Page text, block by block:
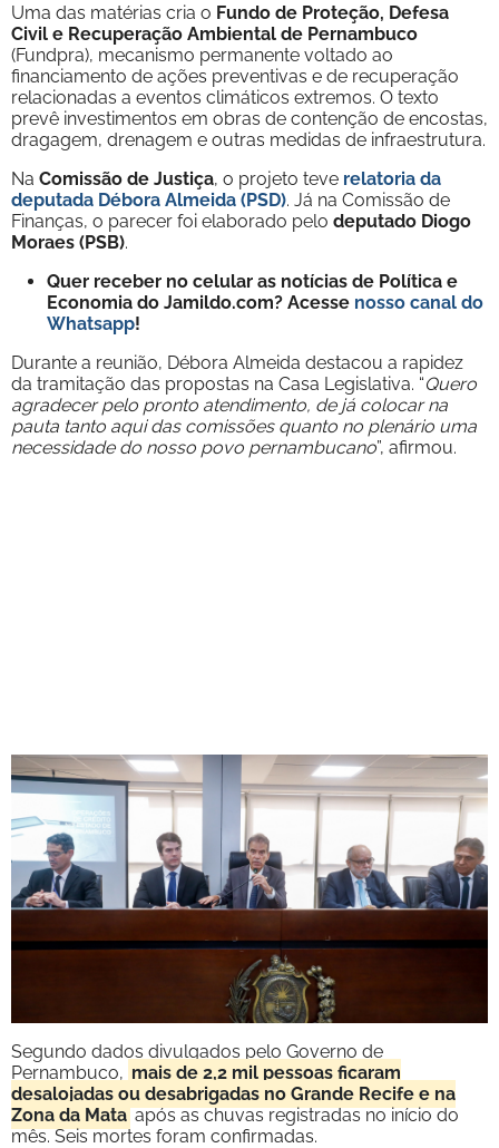
Uma das matérias cria o Fundo de Proteção, Defesa
Civil e Recuperação Ambiental de Pernambuco
(Fundpra), mecanismo permanente voltado ao
financiamento de ações preventivas e de recuperação
relacionadas a eventos climáticos extremos. O texto
prevê investimentos em obras de contenção de encostas,
dragagem, drenagem e outras medidas de infraestrutura.
Na Comissão de Justiça, o projeto teve relatoria da
deputada Débora Almeida (PSD). Já na Comissão de
Finanças, o parecer foi elaborado pelo deputado Diogo
Moraes (PSB).
Quer receber no celular as notícias de Política e
Economia do Jamildo.com? Acesse nosso canal do
Whatsapp!
Durante a reunião, Débora Almeida destacou a rapidez
da tramitação das propostas na Casa Legislativa. “Quero
agradecer pelo pronto atendimento, de já colocar na
pauta tanto aqui das comissões quanto no plenário uma
necessidade do nosso povo pernambucano”, afirmou.
Segundo dados divulgados pelo Governo de
Pernambuco, mais de 2,2 mil pessoas ficaram
desalojadas ou desabrigadas no Grande Recife e na
Zona da Mataapós as chuvas registradas no início do
mês. Seis mortes foram confirmadas.